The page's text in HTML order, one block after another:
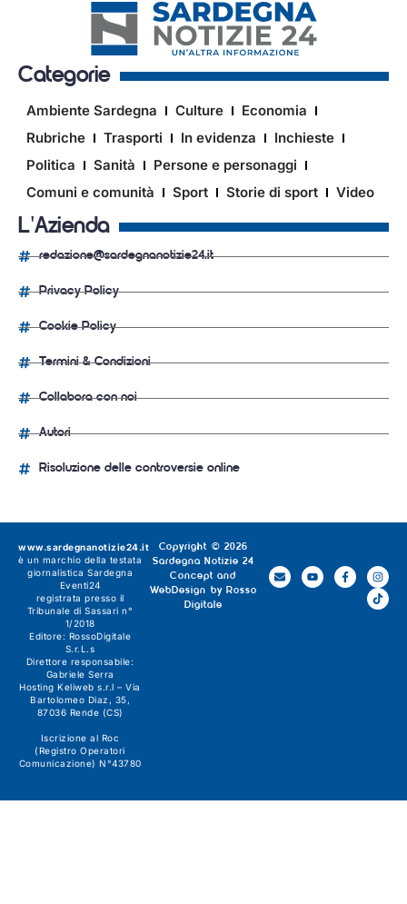
Categorie
Ambiente Sardegna Culture
Economia
Rubriche
Trasporti In evidenza
Inchieste
Politica
Sanità
Persone e personaggi
Comuni e comunità
Sport Storie di sport Video
L'Azienda
redazione@sardegnanotizie24.it
Privacy Policy
Cookie Policy
Termini & Condizioni
Collabora con noi
Autori
Risoluzione delle controversie online
Copyright © 2026
Sardegna Notizie 24
Concept and
WebDesign by Rosso
Digitale
www.sardegnanotizie24.it
è un marchio della testata
giornalistica Sardegna
Eventi24
registrata presso il
Tribunale di Sassari n°
1/2018
Editore: RossoDigitale
S.r.L.s
Direttore responsabile:
Gabriele Serra
Hosting Keliweb s.r.l – Via
Bartolomeo Diaz, 35,
87036 Rende (CS)
Iscrizione al Roc
(Registro Operatori
Comunicazione) N°43780